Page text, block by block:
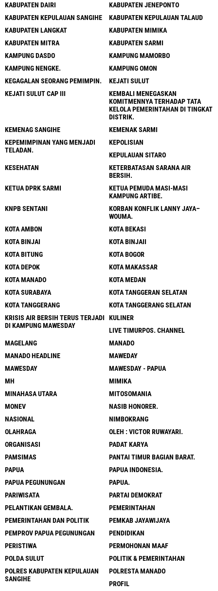
KABUPATEN DAIRI
KABUPATEN JENEPONTO
KABUPATEN KEPULAUAN SANGIHE
KABUPATEN KEPULAUAN TALAUD
KABUPATEN LANGKAT
KABUPATEN MIMIKA
KABUPATEN MITRA
KABUPATEN SARMI
KAMPUNG DASDO
KAMPUNG MAMORBO
KAMPUNG NENGKE.
KAMPUNG OMON
KEGAGALAN SEORANG PEMIMPIN.
KEJATI SULUT
KEJATI SULUT CAP III
KEMBALI MENEGASKAN
KOMITMENNYA TERHADAP TATA
KELOLA PEMERINTAHAN DI TINGKAT
DISTRIK.
KEMENAG SANGIHE
KEMENAK SARMI
KEPEMIMPINAN YANG MENJADI
TELADAN.
KEPOLISIAN
KEPULAUAN SITARO
KESEHATAN
KETERBATASAN SARANA AIR
BERSIH.
KETUA DPRK SARMI
KETUA PEMUDA MASI-MASI
KAMPUNG ARTIBE.
KNPB SENTANI
KORBAN KONFLIK LANNY JAYA–
WOUMA.
KOTA AMBON
KOTA BEKASI
KOTA BINJAI
KOTA BINJAII
KOTA BITUNG
KOTA BOGOR
KOTA DEPOK
KOTA MAKASSAR
KOTA MANADO
KOTA MEDAN
KOTA SURABAYA
KOTA TANGGERAN SELATAN
KOTA TANGGERANG
KOTA TANGGERANG SELATAN
KRISIS AIR BERSIH TERUS TERJADI
DI KAMPUNG MAWESDAY
KULINER
LIVE TIMURPOS. CHANNEL
MAGELANG
MANADO
MANADO HEADLINE
MAWEDAY
MAWESDAY
MAWESDAY - PAPUA
MH
MIMIKA
MINAHASA UTARA
MITOSOMANIA
MONEV
NASIB HONORER.
NASIONAL
NIMBOKRANG
OLAHRAGA
OLEH : VICTOR RUWAYARI.
ORGANISASI
PADAT KARYA
PAMSIMAS
PANTAI TIMUR BAGIAN BARAT.
PAPUA
PAPUA INDONESIA.
PAPUA PEGUNUNGAN
PAPUA.
PARIWISATA
PARTAI DEMOKRAT
PELANTIKAN GEMBALA.
PEMERINTAHAN
PEMERINTAHAN DAN POLITIK
PEMKAB JAYAWIJAYA
PEMPROV PAPUA PEGUNUNGAN
PENDIDIKAN
PERISTIWA
PERMOHONAN MAAF
POLDA SULUT
POLITIK & PEMERINTAHAN
POLRES KABUPATEN KEPULAUAN
SANGIHE
POLRESTA MANADO
PROFIL